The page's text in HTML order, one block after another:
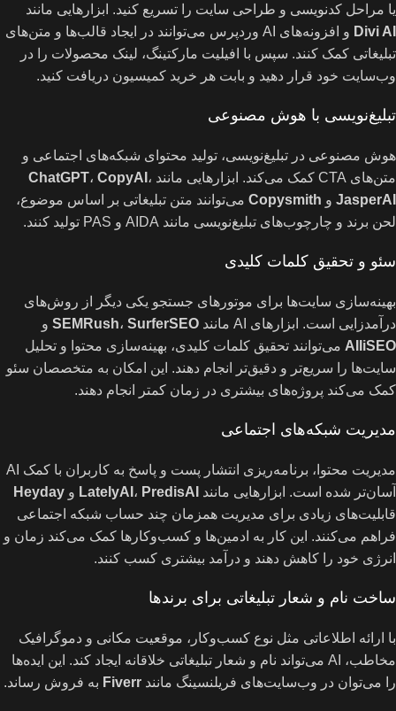
یا مراحل کدنویسی و طراحی سایت را تسریع کنید. ابزارهایی مانند
Divi AI
و افزونه‌های AI وردپرس می‌توانند در ایجاد قالب‌ها و متن‌های
تبلیغاتی کمک کنند. سپس با افیلیت مارکتینگ، لینک محصولات را در
وب‌سایت خود قرار دهید و بابت هر خرید کمیسیون دریافت کنید.
تبلیغ‌نویسی با هوش مصنوعی
هوش مصنوعی در تبلیغ‌نویسی، تولید محتوای شبکه‌های اجتماعی و
متن‌های CTA کمک می‌کند. ابزارهایی مانند
ChatGPT، CopyAI ،
JasperAI و Copysmith می‌توانند متن تبلیغاتی بر اساس موضوع،
لحن برند و چارچوب‌های تبلیغ‌نویسی مانند AIDA و PAS تولید کنند.
سئو و تحقیق کلمات کلیدی
بهینه‌سازی سایت‌ها برای موتورهای جستجو یکی دیگر از روش‌های
درآمدزایی است. ابزارهای AI مانند
SEMRush، SurferSEO
و
AIIiSEO می‌توانند تحقیق کلمات کلیدی، بهینه‌سازی محتوا و تحلیل
سایت‌ها را سریع‌تر و دقیق‌تر انجام دهند. این امکان به متخصصان سئو
کمک می‌کند پروژه‌های بیشتری در زمان کمتر انجام دهند.
مدیریت شبکه‌های اجتماعی
مدیریت محتوا، برنامه‌ریزی انتشار پست و پاسخ به کاربران با کمک AI
آسان‌تر شده است. ابزارهایی مانند
LatelyAI ، PredisAI و Heyday
قابلیت‌های زیادی برای مدیریت همزمان چند حساب شبکه اجتماعی
فراهم می‌کنند. این کار به ادمین‌ها و کسب‌وکارها کمک می‌کند زمان و
انرژی خود را کاهش دهند و درآمد بیشتری کسب کنند.
ساخت نام و شعار تبلیغاتی برای برندها
با ارائه اطلاعاتی مثل نوع کسب‌وکار، موقعیت مکانی و دموگرافیک
مخاطب، AI می‌تواند نام و شعار تبلیغاتی خلاقانه ایجاد کند. این ایده‌ها
را می‌توان در وب‌سایت‌های فریلنسینگ مانند Fiverr به فروش رساند.